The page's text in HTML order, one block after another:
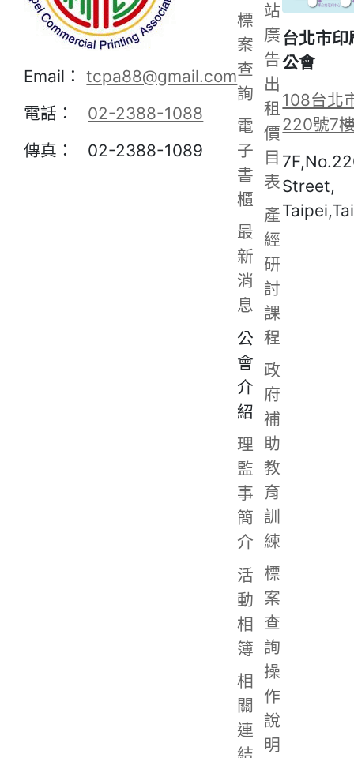
Email：tcpa88@gmail.com
電話： 02-2388-1088
傳真： 02-2388-1089
標
案
查
詢
電
子
書
櫃
最
新
消
息
公
會
介
紹
理
監
事
簡
介
活
動
相
簿
相
關
連
站
廣
告
出
租
價
目
表
產
經
研
討
課
程
政
府
補
助
教
育
訓
練
標
案
查
詢
操
作
說
明
台北市
公會
108台北
220號7
Street,